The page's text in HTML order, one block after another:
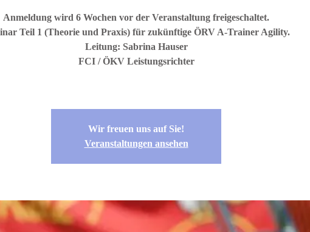
Anmeldung wird 6 Wochen vor der Veranstaltung freigeschaltet.
Teil 1 (Theorie und Praxis) für zukünftige ÖRV A-Trainer Agility.
Leitung: Sabrina Hauser
FCI / ÖKV Leistungsrichter
Wir freuen uns auf Sie!
Veranstaltungen ansehen